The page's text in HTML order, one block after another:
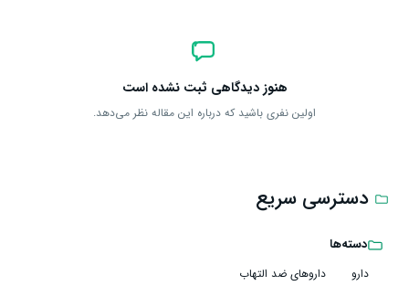
هنوز دیدگاهی ثبت نشده است
اولین نفری باشید که درباره این مقاله نظر می‌دهد.
دسترسی سریع
دسته‌ها
دارو داروهای ضد التهاب